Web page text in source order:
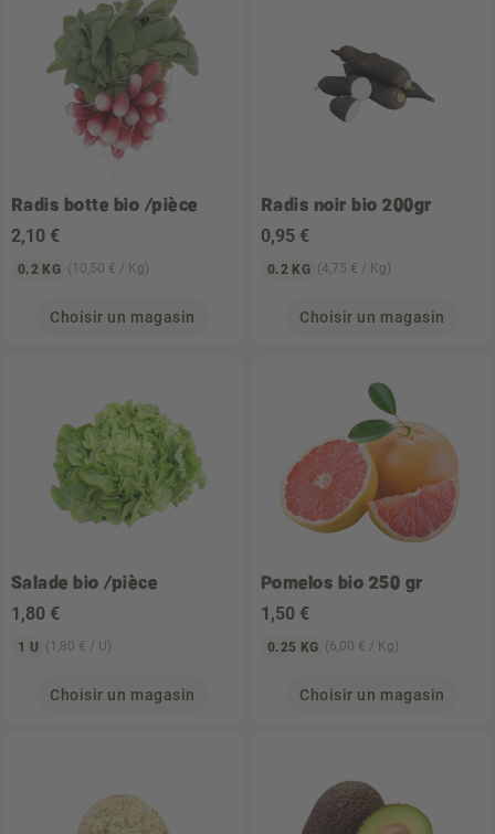
Radis botte bio /pièce
2,10 €
0.2 KG (10,50 € / Kg)
Choisir un magasin
Radis noir bio 200gr
0,95 €
0.2 KG (4,75 € / Kg)
Choisir un magasin
Salade bio /pièce
1 ,80 €
1 U (1,80 € / U)
Choisir un magasin
Pomelos bio 250 gr
1 ,50 €
0.25 KG (6,00 € / Kg)
Choisir un magasin